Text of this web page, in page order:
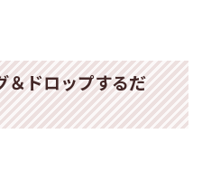
＆ドロップするだ